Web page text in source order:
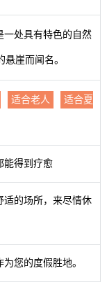
一处具有特色的自然
崖而闻名。
适合老人 适合夏
能得到疗愈
适的场所，来尽情休
您的度假胜地。